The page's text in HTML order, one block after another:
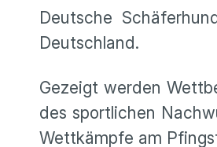
Deutsche
Deutschland.
Gezeigt werden
des sportlichen
Wettkämpfe am